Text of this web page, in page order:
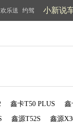
欢乐送 约驾 小新说
鑫卡T50 PLUS 鑫
鑫源T52S 鑫源